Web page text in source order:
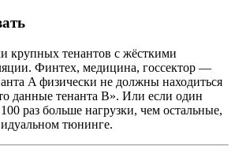
крупных тенантов с жёсткими
Финтех, медицина, госсектор —
A физически не должны находиться
данные тенанта B». Или если один
раз больше нагрузки, чем остальные,
тюнинге.